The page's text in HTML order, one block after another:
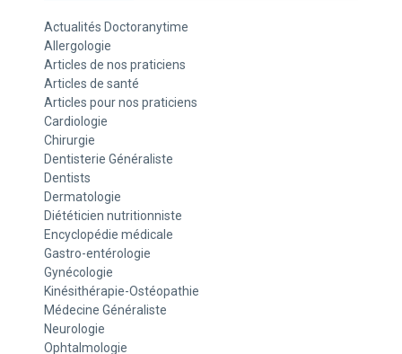
Actualités Doctoranytime
Allergologie
Articles de nos praticiens
Articles de santé
Articles pour nos praticiens
Cardiologie
Chirurgie
Dentisterie Généraliste
Dentists
Dermatologie
Diététicien nutritionniste
Encyclopédie médicale
Gastro-entérologie
Gynécologie
Kinésithérapie-Ostéopathie
Médecine Généraliste
Neurologie
Ophtalmologie